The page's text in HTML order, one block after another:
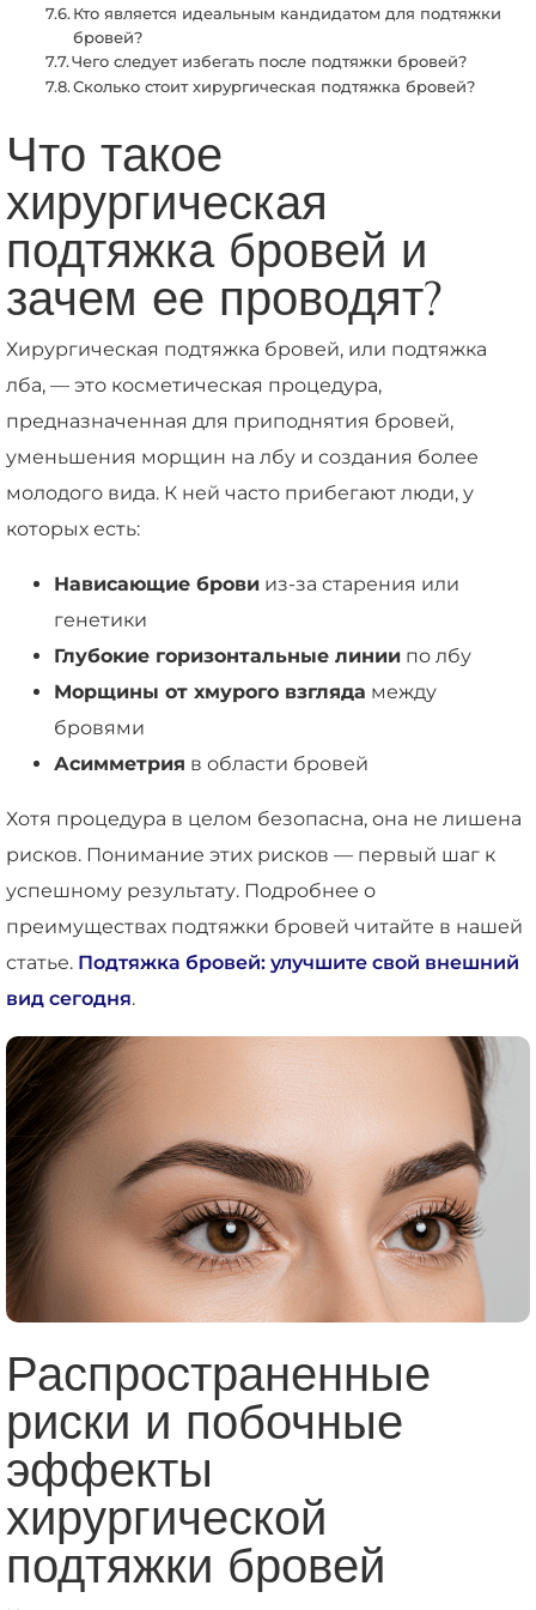
Кто является идеальным кандидатом для подтяжки
бровей?
Чего следует избегать после подтяжки бровей?
Сколько стоит хирургическая подтяжка бровей?
Что такое
хирургическая
подтяжка бровей и
зачем ее проводят?
Хирургическая подтяжка бровей, или подтяжка
лба, — это косметическая процедура,
предназначенная для приподнятия бровей,
уменьшения морщин на лбу и создания более
молодого вида. К ней часто прибегают люди, у
которых есть:
Нависающие брови из-за старения или
генетики
Глубокие горизонтальные линии по лбу
Морщины от хмурого взгляда между
бровями
Асимметрия в области бровей
Хотя процедура в целом безопасна, она не лишена
рисков. Понимание этих рисков — первый шаг к
успешному результату. Подробнее о
преимуществах подтяжки бровей читайте в нашей
статье. Подтяжка бровей: улучшите свой внешний
вид сегодня.
Распространенные
риски и побочные
эффекты
хирургической
подтяжки бровей